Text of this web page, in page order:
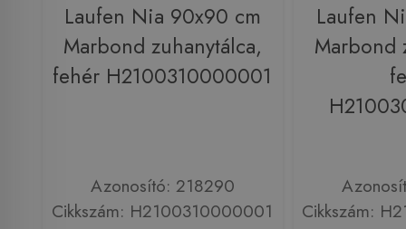
Laufen Nia 90x90 cm
Marbond zuhanytálca,
fehér H2100310000001
Azonosító: 218290
Cikkszám: H2100310000001
Laufen
Marbond
Cikkszám: